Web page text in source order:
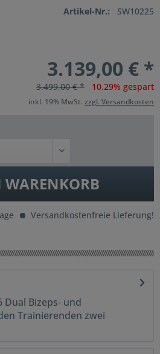
Artikel-Nr.: SW10225
3.139,00 € *
3.499,00 € * 10.29% gespart
inkl. 19% MwSt. zzgl. Versandkosten
WARENKORB
Versandkostenfreie Lieferung!
Dual Bizeps- und
Trainierenden zwei